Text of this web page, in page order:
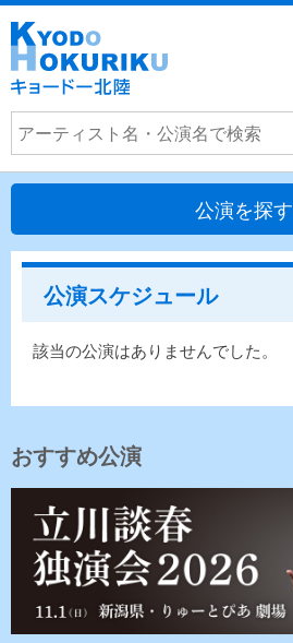
公演を探す
公演スケジュール
該当の公演はありませんでした。
おすすめ公演